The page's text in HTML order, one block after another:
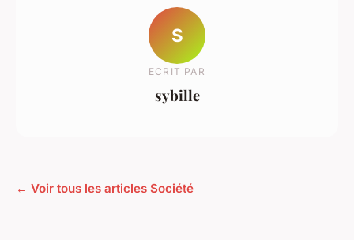
S
ECRIT PAR
sybille
← Voir tous les articles Société